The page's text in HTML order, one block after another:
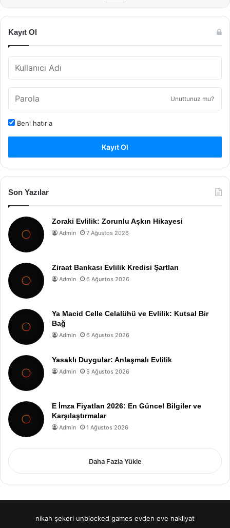
Kayıt Ol
Unuttunuz mu?
Beni hatırla
Kayıt Ol
Son Yazılar
Zoraki Evlilik: Zorunlu Aşkın Hikayesi
Admin 7 Ağustos 2026
Ziraat Bankası Evlilik Kredisi Şartları
Admin 6 Ağustos 2026
Ya Macid Celle Celalühü ve Evlilik: Kutsal Bir
Bağ
Admin 6 Ağustos 2026
Yasaklı Duygular: Anlaşmalı Evlilik
Admin 5 Ağustos 2026
E İmza Fiyatları 2026: En Güncel Bilgiler ve
Karşılaştırmalar
Admin 1 Ağustos 2026
Daha Fazla Yükle
nikah şekeri unblocked games evden eve nakliyat